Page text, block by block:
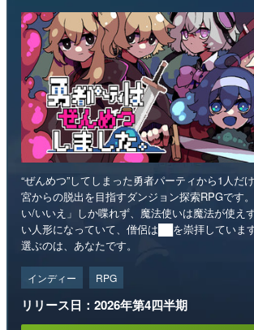
“ぜんめつ”してしまった勇者パーティから1人だ
宮からの脱出を目指すダンジョン探索RPGです
い/いいえ」しか喋れず、魔法使いは魔法が使え
い人形になっていて、僧侶は██を崇拝していま
選ぶのは、あなたです。
インディー RPG
リリース日：2026年第4四半期